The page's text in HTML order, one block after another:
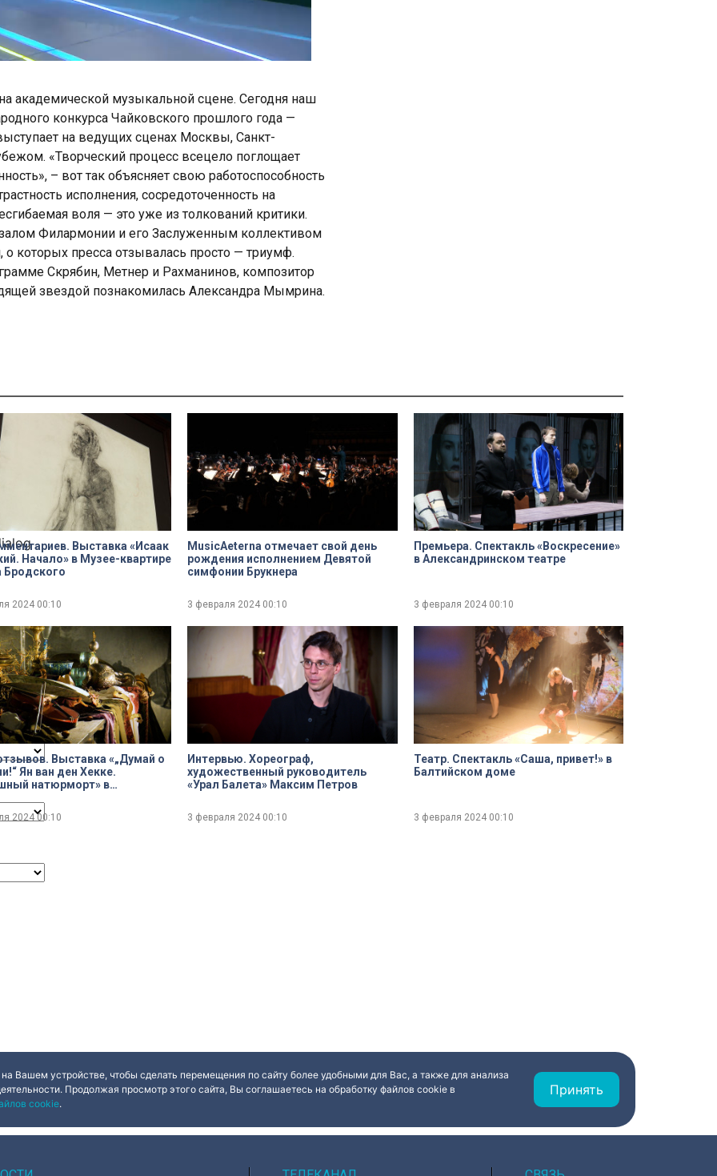
and close the window.
академической музыкальной сцене. Сегодня наш
конкурса Чайковского прошлого года —
на ведущих сценах Москвы, Санкт-
«Творческий процесс всецело поглощает
– вот так объясняет свою работоспособность
исполнения, сосредоточенность на
воля — это уже из толкований критики.
Филармонии и его Заслуженным коллективом
которых пресса отзывалась просто — триумф.
Скрябин, Метнер и Рахманинов, композитор
звездой познакомилась Александра Мымрина.
Выставка «Исаак
Начало» в Музее-квартире
Бродского
2024 00:10
MusicAeterna отмечает свой день
рождения исполнением Девятой
симфонии Брукнера
3 февраля 2024 00:10
Премьера. Спектакль «Воскресение»
в Александринском театре
3 февраля 2024 00:10
Выставка «„Думай о
Ян ван ден Хекке.
натюрморт» в
2024 00:10
Интервью. Хореограф,
художественный руководитель
«Урал Балета» Максим Петров
3 февраля 2024 00:10
Театр. Спектакль «Саша, привет!» в
Балтийском доме
3 февраля 2024 00:10
Вашем устройстве, чтобы сделать перемещения по сайту более удобными для Вас, а также для анализа
Продолжая просмотр этого сайта, Вы соглашаетесь на обработку файлов cookie в
cookie.
Принять